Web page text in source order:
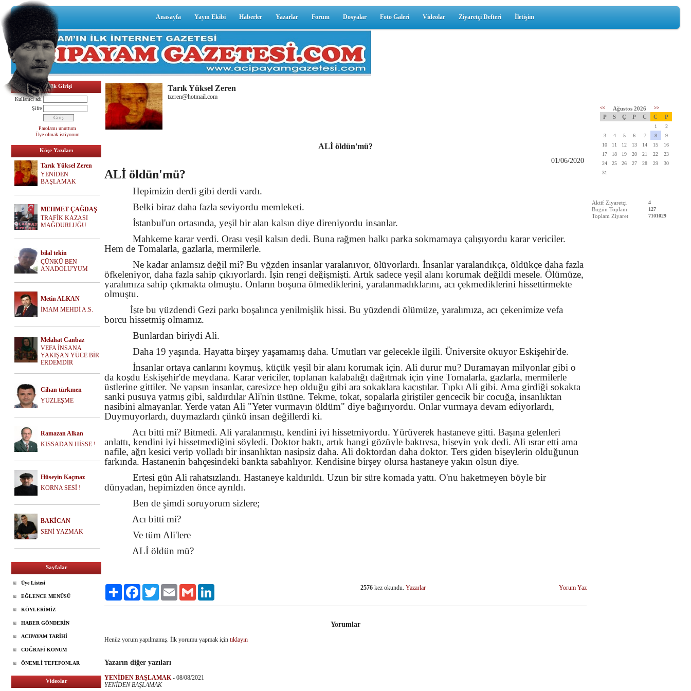
Anasayfa Yayın Ekibi Haberler Yazarlar Forum Dosyalar Foto Galeri Videolar Ziyaretçi Defteri İletişim
Üyelik Girişi
Kullanıcı adı
Şifre
Parolamı unuttum
Üye olmak istiyorum
Köşe Yazıları
Tarık Yüksel Zeren
YENİDEN
BAŞLAMAK
MEHMET ÇAĞDAŞ
TRAFİK KAZASI
MAĞDURLUĞU
bilal tekin
ÇÜNKÜ BEN
ANADOLU'YUM
Metin ALKAN
İMAM MEHDİ A.S.
Melahat Canbaz
VEFA İNSANA
YAKIŞAN YÜCE BİR
ERDEMDİR
Cihan türkmen
YÜZLEŞME
Ramazan Alkan
KISSADAN HİSSE !
Hüseyin Kaçmaz
KORNA SESİ !
BAKİCAN
SENİ YAZMAK
Sayfalar
Üye Listesi
EĞLENCE MENÜSÜ
KÖYLERİMİZ
HABER GÖNDERİN
ACIPAYAM TARİHİ
COĞRAFİ KONUM
ÖNEMLİ TEFEFONLAR
Videolar
Tarık Yüksel Zeren
tzeren@hotmail.com
ALİ öldün'mü?
01/06/2020
ALİ öldün'mü?
Hepimizin derdi gibi derdi vardı.
Belki biraz daha fazla seviyordu memleketi.
İstanbul'un ortasında, yeşil bir alan kalsın diye direniyordu insanlar.
Mahkeme karar verdi. Orası yeşil kalsın dedi. Buna rağmen halkı parka sokmamaya çalışıyordu karar vericiler.
Hem de Tomalarla, gazlarla, mermilerle.
Ne kadar anlamsız değil mi? Bu yğzden insanlar yaralanıyor, ölüyorlardı. İnsanlar yaralandıkça, öldükçe daha fazla
öfkeleniyor, daha fazla sahip çıkıyorlardı. İşin rengi değişmişti. Artık sadece yeşil alanı korumak değildi mesele. Ölümüze,
yaralımıza sahip çıkmakta olmuştu. Onların boşuna ölmediklerini, yaralanmadıklarını, acı çekmediklerini hissettirmekte
olmuştu.
İşte bu yüzdendi Gezi parkı boşalınca yenilmişlik hissi. Bu yüzdendi ölümüze, yaralımıza, acı çekenimize vefa
borcu hissetmiş olmamız.
Bunlardan biriydi Ali.
Daha 19 yaşında. Hayatta birşey yaşamamış daha. Umutları var gelecekle ilgili. Üniversite okuyor Eskişehir'de.
İnsanlar ortaya canlarını koymuş, küçük yeşil bir alanı korumak için. Ali durur mu? Duramayan milyonlar gibi o
da koşdu Eskişehir'de meydana. Karar vericiler, toplanan kalabalığı dağıtmak için yine Tomalarla, gazlarla, mermilerle
üstlerine gittiler. Ne yapsın insanlar, çaresizce hep olduğu gibi ara sokaklara kaçıştılar. Tıpkı Ali gibi. Ama girdiği sokakta
sanki pusuya yatmış gibi, saldırdılar Ali'nin üstüne. Tekme, tokat, sopalarla giriştiler gencecik bir cocuğa, insanlıktan
nasibini almayanlar. Yerde yatan Ali "Yeter vurmayın öldüm" diye bağırıyordu. Onlar vurmaya devam ediyorlardı,
Duymuyorlardı, duymazlardı çünkü insan değillerdi ki.
Acı bitti mi? Bitmedi. Ali yaralanmıştı, kendini iyi hissetmiyordu. Yürüyerek hastaneye gitti. Başına gelenleri
anlattı, kendini iyi hissetmediğini söyledi. Doktor baktı, artık hangi gözüyle baktıysa, bişeyin yok dedi. Ali ısrar etti ama
nafile, ağrı kesici verip yolladı bir insanlıktan nasipsiz daha. Ali doktordan daha doktor. Ters giden bişeylerin olduğunun
farkında. Hastanenin bahçesindeki bankta sabahlıyor. Kendisine birşey olursa hastaneye yakın olsun diye.
Ertesi gün Ali rahatsızlandı. Hastaneye kaldırıldı. Uzun bir süre komada yattı. O'nu haketmeyen böyle bir
dünyadan, hepimizden önce ayrıldı.
Ben de şimdi soruyorum sizlere;
Acı bitti mi?
Ve tüm Ali'lere
ALİ öldün mü?
Paylaş FacebookTwitter Email Gmail Yorum Yaz
2576 kez okundu.Yazarlar
Yorumlar
Henüz yorum yapılmamış. İlk yorumu yapmak için tıklayın
Yazarın diğer yazıları
YENİDEN BAŞLAMAK - 08/08/2021
YENİDEN BAŞLAMAK
<< Ağustos 2026 >>
P S Ç P C C P
1
2
3
4 5 6 7 8
9
10
11 12 13 14 15
16
17
18 19 20 21 22
23
24
25 26 27 28 29
30
31
Aktif Ziyaretçi 4
Bugün Toplam 127
Toplam Ziyaret 7101029